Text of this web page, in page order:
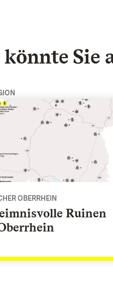
könnte Sie
Ruinen
OBERRHEIN
Ruinen am